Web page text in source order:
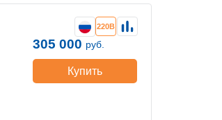
220В
305 000 руб.
Купить